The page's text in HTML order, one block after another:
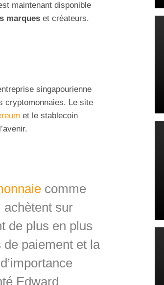
maintenant disponible
marques et créateurs.
singapourienne
cryptomonnaies. Le site
et le stablecoin
comme
achètent sur
de plus en plus
paiement et la
Edward